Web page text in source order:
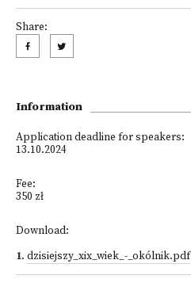
Share:
Information
Application deadline for speakers:
13.10.2024
Fee:
350 zł
Download:
1. dzisiejszy_xix_wiek_-_okólnik.pdf